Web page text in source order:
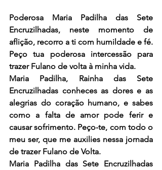
Poderosa Maria Padilha das Sete
Encruzilhadas, neste momento de
aflição, recorro a ti com humildade e fé.
Peço tua poderosa intercessão para
trazer Fulano de volta à minha vida.
Maria Padilha, Rainha das Sete
Encruzilhadas conheces as dores e as
alegrias do coração humano, e sabes
como a falta de amor pode ferir e
causar sofrimento. Peço-te, com todo o
meu ser, que me auxilies nessa jornada
de trazer Fulano de Volta.
Maria Padilha das Sete Encruzilhadas